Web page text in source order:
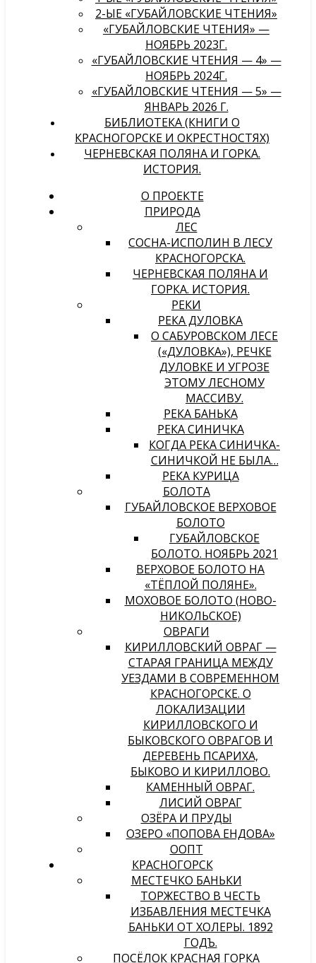
2-ЫЕ «ГУБАЙЛОВСКИЕ ЧТЕНИЯ»
«ГУБАЙЛОВСКИЕ ЧТЕНИЯ» —
НОЯБРЬ 2023Г.
«ГУБАЙЛОВСКИЕ ЧТЕНИЯ — 4» —
НОЯБРЬ 2024Г.
«ГУБАЙЛОВСКИЕ ЧТЕНИЯ — 5» —
ЯНВАРЬ 2026 Г.
БИБЛИОТЕКА (КНИГИ О
КРАСНОГОРСКЕ И ОКРЕСТНОСТЯХ)
ЧЕРНЕВСКАЯ ПОЛЯНА И ГОРКА.
ИСТОРИЯ.
О ПРОЕКТЕ
ПРИРОДА
ЛЕС
СОСНА-ИСПОЛИН В ЛЕСУ
КРАСНОГОРСКА.
ЧЕРНЕВСКАЯ ПОЛЯНА И
ГОРКА. ИСТОРИЯ.
РЕКИ
РЕКА ДУЛОВКА
О САБУРОВСКОМ ЛЕСЕ
(«ДУЛОВКА»), РЕЧКЕ
ДУЛОВКЕ И УГРОЗЕ
ЭТОМУ ЛЕСНОМУ
МАССИВУ.
РЕКА БАНЬКА
РЕКА СИНИЧКА
КОГДА РЕКА СИНИЧКА-
СИНИЧКОЙ НЕ БЫЛА…
РЕКА КУРИЦА
БОЛОТА
ГУБАЙЛОВСКОЕ ВЕРХОВОЕ
БОЛОТО
ГУБАЙЛОВСКОЕ
БОЛОТО. НОЯБРЬ 2021
ВЕРХОВОЕ БОЛОТО НА
«ТЁПЛОЙ ПОЛЯНЕ».
МОХОВОЕ БОЛОТО (НОВО-
НИКОЛЬСКОЕ)
ОВРАГИ
КИРИЛЛОВСКИЙ ОВРАГ —
СТАРАЯ ГРАНИЦА МЕЖДУ
УЕЗДАМИ В СОВРЕМЕННОМ
КРАСНОГОРСКЕ. О
ЛОКАЛИЗАЦИИ
КИРИЛЛОВСКОГО И
БЫКОВСКОГО ОВРАГОВ И
ДЕРЕВЕНЬ ПСАРИХА,
БЫКОВО И КИРИЛЛОВО.
КАМЕННЫЙ ОВРАГ.
ЛИСИЙ ОВРАГ
ОЗЁРА И ПРУДЫ
ОЗЕРО «ПОПОВА ЕНДОВА»
ООПТ
КРАСНОГОРСК
МЕСТЕЧКО БАНЬКИ
ТОРЖЕСТВО В ЧЕСТЬ
ИЗБАВЛЕНИЯ МЕСТЕЧКА
БАНЬКИ ОТ ХОЛЕРЫ. 1892
ГОДЪ.
ПОСЁЛОК КРАСНАЯ ГОРКА